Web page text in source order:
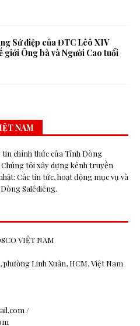
Sứ điệp của ĐTC Lêô XIV
giới Ông bà và Người Cao tuổi
NAM
chính thức của Tỉnh Dòng
tôi xây dựng kênh truyền
Các tin tức, hoạt động mục vụ và
Salêdiêng.
VIỆT NAM
phường Linh Xuân, HCM, Việt Nam
/